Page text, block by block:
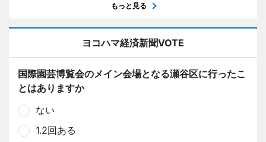
もっと見る
ヨコハマ経済新聞VOTE
国際園芸博覧会のメイン会場となる瀬谷区に行ったこ
とはありますか
ない
1.2回ある